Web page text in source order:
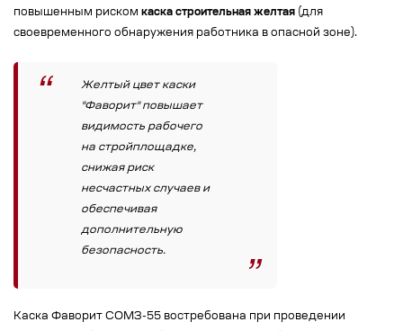
повышенным риском каска строительная желтая (для
своевременного обнаружения работника в опасной зоне).
Желтый цвет каски
"Фаворит" повышает
видимость рабочего
на стройплощадке,
снижая риск
несчастных случаев и
обеспечивая
дополнительную
безопасность.
Каска Фаворит СОМЗ-55 востребована при проведении